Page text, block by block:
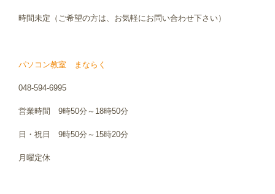
時間未定（ご希望の方は、お気軽にお問い合わせ下さい）
パソコン教室 まならく
048-594-6995
営業時間 9時50分～18時50分
日・祝日 9時50分～15時20分
月曜定休